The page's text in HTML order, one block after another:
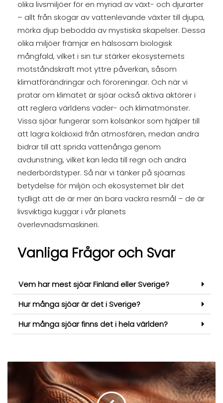
olika livsmiljöer för en myriad av växt- och djurarter
– allt från skogar av vattenlevande växter till djupa,
mörka djup bebodda av mystiska skapelser. Dessa
olika miljöer främjar en hälsosam biologisk
mångfald, vilket i sin tur stärker ekosystemets
motståndskraft mot yttre påverkan, såsom
klimatförändringar och föroreningar. Och när vi
pratar om klimatet är sjöar också aktiva aktörer i
att reglera världens väder- och klimatmönster.
Vissa sjöar fungerar som kolsänkor som hjälper till
att lagra koldioxid från atmosfären, medan andra
bidrar till att sprida vattenånga genom
avdunstning, vilket kan leda till regn och andra
nederbördstyper. Så när vi tänker på sjöarnas
betydelse för miljön och ekosystemet blir det
tydligt att de är mer än bara vackra resmål – de är
livsviktiga kuggar i vår planets
överlevnadsmaskineri.
Vanliga Frågor och Svar
Vem har mest sjöar Finland eller Sverige?
Hur många sjöar är det i Sverige?
Hur många sjöar finns det i hela världen?